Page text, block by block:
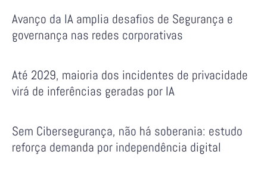
Avanço da IA amplia desafios de Segurança e
governança nas redes corporativas
Até 2029, maioria dos incidentes de privacidade
virá de inferências geradas por IA
Sem Cibersegurança, não há soberania: estudo
reforça demanda por independência digital